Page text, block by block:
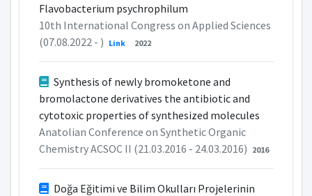
Flavobacterium psychrophilum
10th International Congress on Applied Sciences
(07.08.2022 - ) Link 2022
Synthesis of newly bromoketone and
bromolactone derivatives the antibiotic and
cytotoxic properties of synthesized molecules
Anatolian Conference on Synthetic Organic
Chemistry ACSOC II (21.03.2016 - 24.03.2016) 2016
Doğa Eğitimi ve Bilim Okulları Projelerinin